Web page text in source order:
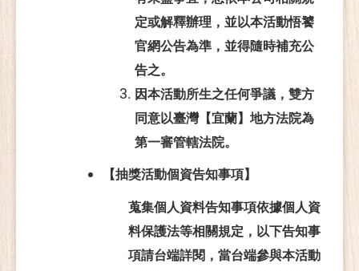
定或解釋辦理，並以本活動悟饕
官網公告為準，並得隨時補充公
告之。
因本活動所生之任何爭議，雙方
同意以臺灣【宜蘭】地方法院為
第一審管轄法院。
【抽獎活動個資告知事項】
蒐集個人資料告知事項依據個人資
料保護法等相關規定，以下告知事
項請台端詳閱，當台端參與本活動